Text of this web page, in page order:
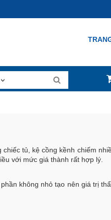
tủ, kệ cồng kềnh chiếm
với mức giá thành rất hợp lý.
không nhỏ tạo nên giá trị